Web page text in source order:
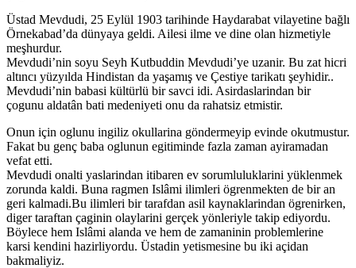
Üstad Mevdudi, 25 Eylül 1903 tarihinde Haydarabat vilayetine bağlı
Örnekabad’da dünyaya geldi. Ailesi ilme ve dine olan hizmetiyle
meşhurdur.
Mevdudi’nin soyu Seyh Kutbuddin Mevdudi’ye uzanir. Bu zat hicri
altıncı yüzyılda Hindistan da yaşamış ve Çestiye tarikatı şeyhidir..
Mevdudi’nin babasi kültürlü bir savci idi. Asirdaslarindan bir
çogunu aldatân bati medeniyeti onu da rahatsiz etmistir.
Onun için oglunu ingiliz okullarina göndermeyip evinde okutmustur.
Fakat bu genç baba oglunun egitiminde fazla zaman ayiramadan
vefat etti.
Mevdudi onalti yaslarindan itibaren ev sorumluluklarini yüklenmek
zorunda kaldi. Buna ragmen Islâmi ilimleri ögrenmekten de bir an
geri kalmadi.Bu ilimleri bir tarafdan asil kaynaklarindan ögrenirken,
diger taraftan çaginin olaylarini gerçek yönleriyle takip ediyordu.
Böylece hem Islâmi alanda ve hem de zamaninin problemlerine
karsi kendini hazirliyordu. Üstadin yetismesine bu iki açidan
bakmaliyiz.